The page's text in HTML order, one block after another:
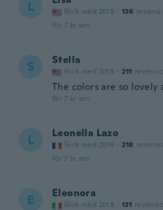
L Gick med 2018 · 136
för 7 år sen
S Stella
Gick med 2019 · 211
The colors are so lovely
för 7 år sen
L Leonella Lazo
Gick med 2016 · 218
för 7 år sen
E Eleonora
Gick med 2018 · 131